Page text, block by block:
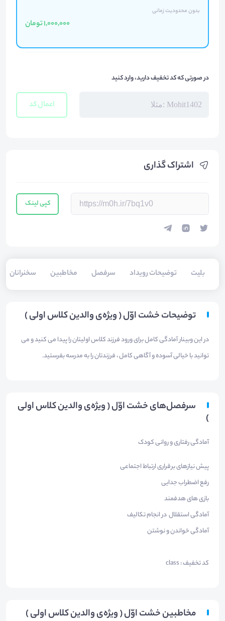
اشتراک گذاری
کپی لینک
بلیت‌ توضیحات رویداد سرفصل مخاطبین سخنرانان
بدون محدودیت زمانی
1,000,000 تومان
در صورتی که کد تخفیف دارید، وارد کنید
اعمال کد
توضیحات خشت اوّل ( ویژه‌ی والدین کلاس اولی )
در این وبینار آمادگی کامل برای ورود فرزند کلاس اولیتان را پیدا می کنید و می
توانید با خیالی آسوده و آگاهی کامل ، فرزندتان را به مدرسه بفرستید.
سرفصل‌های خشت اوّل ( ویژه‌ی والدین کلاس اولی
)
آمادگی رفتاری و روانی کودک
پیش نیازهای برقراری ارتباط اجتماعی
رفع اضطراب جدایی
بازی های هدفمند
آمادگی استقلال در انجام تکالیف
آمادگی خواندن و نوشتن
کد تخفیف : class
مخاطبین خشت اوّل ( ویژه‌ی والدین کلاس اولی )